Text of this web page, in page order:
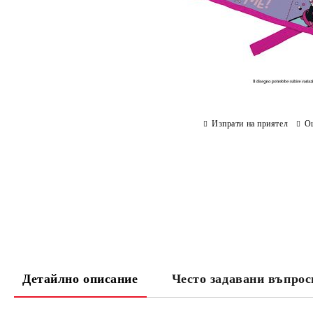
Изпрати на приятел
Детайлно описание Често задавани